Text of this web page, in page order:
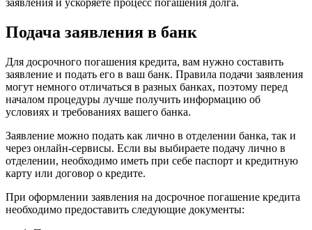
заявления и ускоряете процесс погашения долга.
Подача заявления в банк
Для досрочного погашения кредита, вам нужно составить
заявление и подать его в ваш банк. Правила подачи заявления
могут немного отличаться в разных банках, поэтому перед
началом процедуры лучше получить информацию об
условиях и требованиях вашего банка.
Заявление можно подать как лично в отделении банка, так и
через онлайн-сервисы. Если вы выбираете подачу лично в
отделении, необходимо иметь при себе паспорт и кредитную
карту или договор о кредите.
При оформлении заявления на досрочное погашение кредита
необходимо предоставить следующие документы: